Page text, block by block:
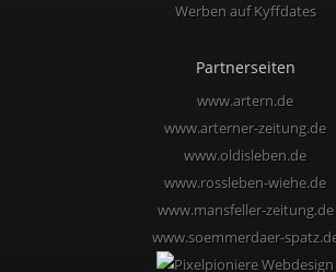
Werben auf Kyffdates
Partnerseiten
www.artern.de
www.arterner-zeitung.de
www.oldisleben.de
www.rossleben-wiehe.de
www.mansfeller-zeitung.de
www.soemmerdaer-